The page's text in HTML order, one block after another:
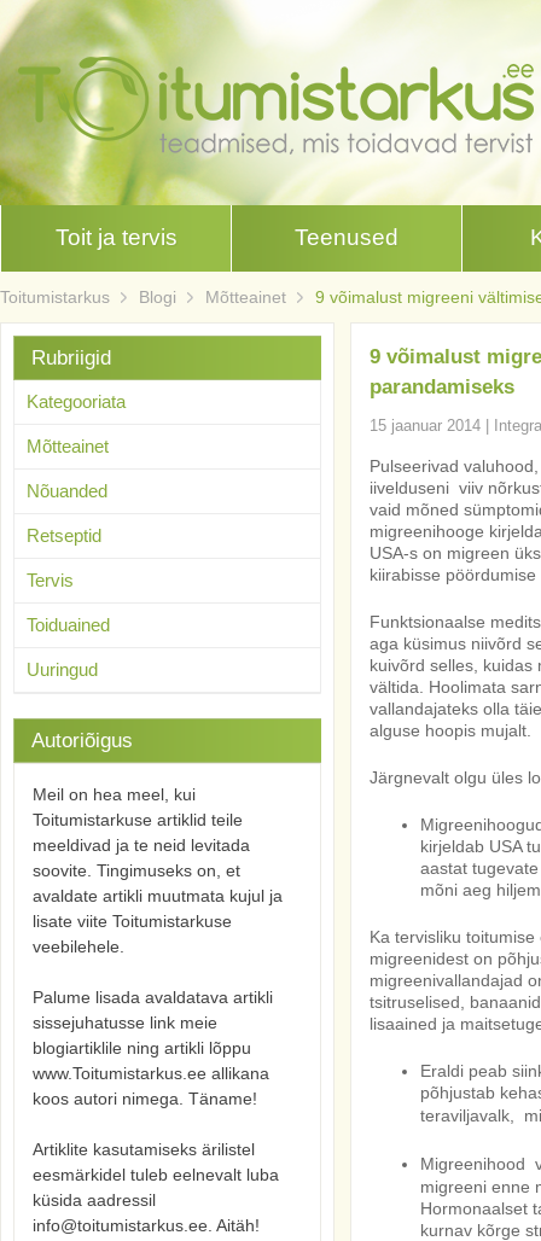
Toit ja tervis Teenused
Toitumistarkus Blogi Mõtteainet 9 võimalust migreeni
9 võimalust
parandamiseks
15 jaanuar 2014
Pulseerivad
iivelduseni viiv
vaid mõned
migreenihooge
USA-s on migreen
kiirabisse
Funktsionaalse
aga küsimus niivõrd
kuivõrd selles, kuidas
vältida. Hoolimata
vallandajateks olla
alguse hoopis mujalt.
Järgnevalt olgu üles
kirjeldab USA
aastat
mõni aeg
Ka tervisliku
migreenidest on
migreenivallandajad
tsitruselised,
lisaained ja
Eraldi peab
põhjustab
teraviljavalk,
Migreenihood
migreeni enne
Hormonaalset
kurnav kõrge
Rubriigid
Kategooriata
Mõtteainet
Nõuanded
Retseptid
Tervis
Toiduained
Uuringud
Autoriõigus
Meil on hea meel, kui
Toitumistarkuse artiklid teile
meeldivad ja te neid levitada
soovite. Tingimuseks on, et
avaldate artikli muutmata kujul ja
lisate viite Toitumistarkuse
veebilehele.
Palume lisada avaldatava artikli
sissejuhatusse link meie
blogiartiklile ning artikli lõppu
www.Toitumistarkus.ee allikana
koos autori nimega. Täname!
Artiklite kasutamiseks ärilistel
eesmärkidel tuleb eelnevalt luba
küsida aadressil
info@toitumistarkus.ee. Aitäh!